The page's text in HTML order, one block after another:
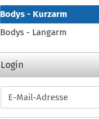
Bodys - Kurzarm
Bodys - Langarm
Login
E-
Mail-